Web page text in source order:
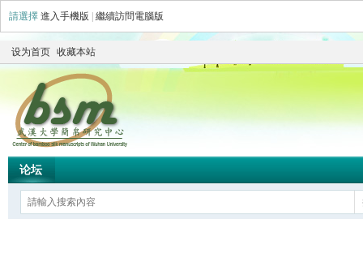
請選擇 進入手機版 繼續訪問電腦版
设为首页 收藏本站
论坛